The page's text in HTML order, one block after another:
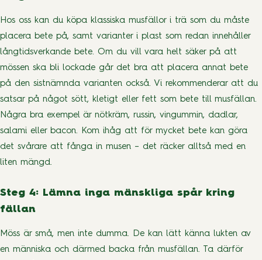
Hos oss kan du köpa klassiska musfällor i trä som du måste
placera bete på, samt varianter i plast som redan innehåller
långtidsverkande bete. Om du vill vara helt säker på att
mössen ska bli lockade går det bra att placera annat bete
på den sistnämnda varianten också. Vi rekommenderar att du
satsar på något sött, kletigt eller fett som bete till musfällan.
Några bra exempel är nötkräm, russin, vingummin, dadlar,
salami eller bacon. Kom ihåg att för mycket bete kan göra
det svårare att fånga in musen – det räcker alltså med en
liten mängd.
Steg 4: Lämna inga mänskliga spår kring
fällan
Möss är små, men inte dumma. De kan lätt känna lukten av
en människa och därmed backa från musfällan. Ta därför